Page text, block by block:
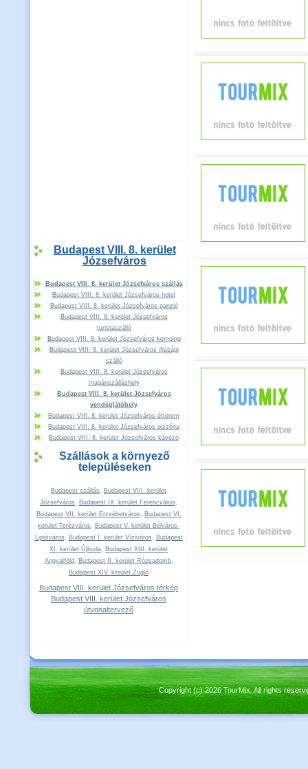
Budapest VIII. 8. kerület
Józsefváros
Budapest VIII. 8. kerület Józsefváros szállás
Budapest VIII. 8. kerület Józsefváros hotel
Budapest VIII. 8. kerület Józsefváros panzió
Budapest VIII. 8. kerület Józsefváros
turistaszálló
Budapest VIII. 8. kerület Józsefváros kemping
Budapest VIII. 8. kerület Józsefváros ifjúsági
szálló
Budapest VIII. 8. kerület Józsefváros
magánszálláshely
Budapest VIII. 8. kerület Józsefváros
vendéglátóhely
Budapest VIII. 8. kerület Józsefváros étterem
Budapest VIII. 8. kerület Józsefváros pizzéria
Budapest VIII. 8. kerület Józsefváros kávézó
Szállások a környező
településeken
Budapest szállás, Budapest VIII. kerület
Józsefváros, Budapest IX. kerület Ferencváros,
Budapest VII. kerület Erzsébetváros, Budapest VI.
kerület Terézváros, Budapest V. kerület Belváros-
Lipótváros, Budapest I. kerület Víziváros, Budapest
XI. kerület Újbuda, Budapest XIII. kerület
Angyalföld, Budapest II. kerület Rózsadomb,
Budapest XIV. kerület Zugló
Budapest VIII. kerület Józsefváros térkép
Budapest VIII. kerület Józsefváros
útvonaltervező
Copyright (c) 2026 TourMix. All rights